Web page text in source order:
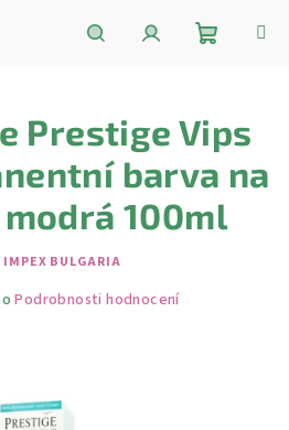
košík
Prestige Vips
barva na
100ml
IMPEX BULGARIA
Podrobnosti hodnocení